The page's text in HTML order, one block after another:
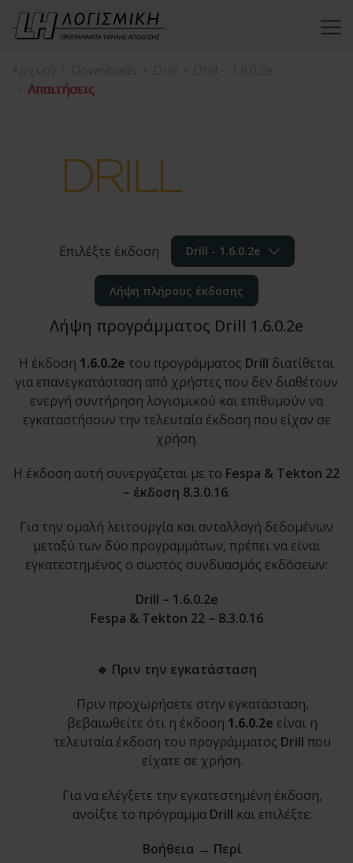
Απαιτήσεις
Επιλέξτε έκδοση Drill - 1.6.0.2e
Λήψη πλήρους έκδοσης
Λήψη προγράμματος Drill 1.6.0.2e
Η έκδοση 1.6.0.2e του προγράμματος Drill διατίθεται
για επανεγκατάσταση από χρήστες που δεν διαθέτουν
ενεργή συντήρηση λογισμικού και επιθυμούν να
εγκαταστήσουν την τελευταία έκδοση που είχαν σε
χρήση.
Η έκδοση αυτή συνεργάζεται με το Fespa & Tekton 22
– έκδοση 8.3.0.16.
Για την ομαλή λειτουργία και ανταλλαγή δεδομένων
μεταξύ των δύο προγραμμάτων, πρέπει να είναι
εγκατεστημένος ο σωστός συνδυασμός εκδόσεων:
Drill – 1.6.0.2e
Fespa & Tekton 22 – 8.3.0.16
🔹 Πριν την εγκατάσταση
Πριν προχωρήσετε στην εγκατάσταση,
βεβαιωθείτε ότι η έκδοση 1.6.0.2e είναι η
τελευταία έκδοση του προγράμματος Drill που
είχατε σε χρήση.
Για να ελέγξετε την εγκατεστημένη έκδοση,
ανοίξτε το πρόγραμμα Drill και επιλέξτε:
Βοήθεια → Περί